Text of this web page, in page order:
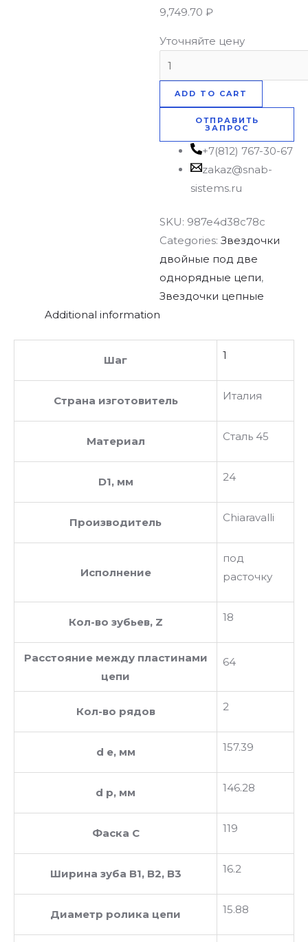
9,749.70₽
Уточняйте цену
ADD TO CART
ОТПРАВИТЬ
ЗАПРОС
+7(812) 767-30-67
zakaz@snab-
sistems.ru
SKU: 987e4d38c78c
Categories:Звездочки
двойные под две
однорядные цепи,
Звездочки цепные
Additional information
Шаг 1
Страна изготовитель Италия
Материал Сталь 45
D1, мм 24
Производитель Chiaravalli
Исполнение
под
расточку
Кол-во зубьев, Z 18
Расстояние между пластинами
цепи
64
Кол-во рядов 2
d e, мм 157.39
d p, мм 146.28
Фаска C 119
Ширина зуба В1, В2, В3 16.2
Диаметр ролика цепи 15.88